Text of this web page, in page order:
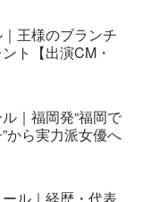
王様のブランチ
ト【出演CM・
｜福岡発“福岡で
から実力派女優へ
ル｜経歴・代表